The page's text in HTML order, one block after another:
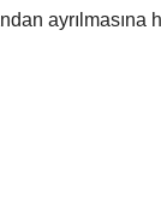
ayrılmasına